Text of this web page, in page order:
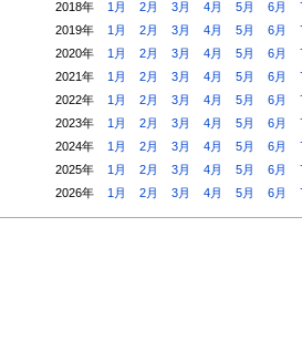
2018年
1月 2月 3月 4月 5月 6月
2019年
1月 2月 3月 4月 5月 6月
2020年
1月 2月 3月 4月 5月 6月
2021年
1月 2月 3月 4月 5月 6月
2022年
1月 2月 3月 4月 5月 6月
2023年
1月 2月 3月 4月 5月 6月
2024年
1月 2月 3月 4月 5月 6月
2025年
1月 2月 3月 4月 5月 6月
2026年
1月 2月 3月 4月 5月 6月